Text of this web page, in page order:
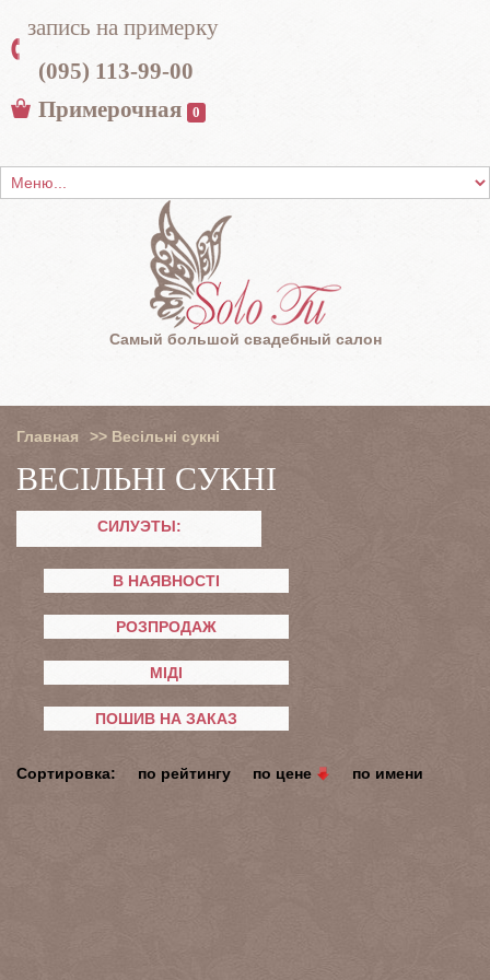
запись на примерку
(095) 113-99-00
Примерочная
0
Самый большой свадебный салон
Главная >> Весільні сукні
ВЕСІЛЬНІ СУКНІ
СИЛУЭТЫ:
В НАЯВНОСТІ
РОЗПРОДАЖ
МІДІ
ПОШИВ НА ЗАКАЗ
Сортировка: по рейтингу по цене по имени